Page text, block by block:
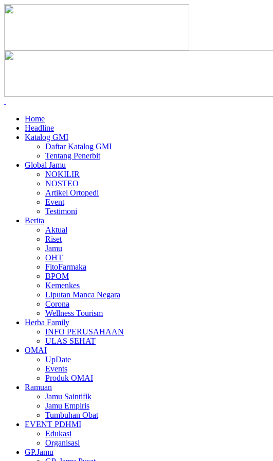
Home
Headline
Katalog GMI
Daftar Katalog GMI
Tentang Penerbit
Global Jamu
NOKILIR
NOSTEO
Artikel Ortopedi
Event
Testimoni
Berita
Aktual
Riset
Jamu
OHT
FitoFarmaka
BPOM
Kemenkes
Liputan Manca Negara
Corona
Wellness Tourism
Herba Family
INFO PERUSAHAAN
ULAS SEHAT
OMAI
UpDate
Events
Produk OMAI
Ramuan
Jamu Saintifik
Jamu Empiris
Tumbuhan Obat
EVENT PDHMI
Edukasi
Organisasi
GP.Jamu